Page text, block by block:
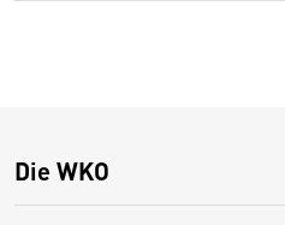
Die WKO